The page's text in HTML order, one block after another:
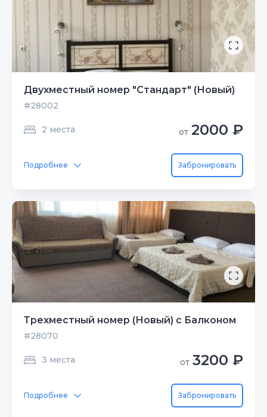
Двухместный номер "Стандарт" (Новый)
#28002
2 места от 2000 ₽
Подробнее Забронировать
Трехместный номер (Новый) с Балконом
#28070
3 места от 3200 ₽
Подробнее Забронировать